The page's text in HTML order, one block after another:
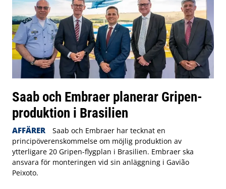
Saab och Embraer planerar Gripen-
produktion i Brasilien
AFFÄRER
Saab och Embraer har tecknat en
principöverenskommelse om möjlig produktion av
ytterligare 20 Gripen-flygplan i Brasilien. Embraer ska
ansvara för monteringen vid sin anläggning i Gavião
Peixoto.